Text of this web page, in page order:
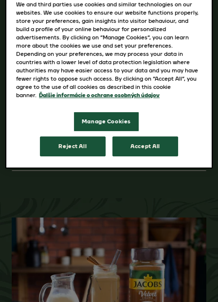
TASSIMO vám pripraví lahodnú kávu.
Dostupné varianty
8 nápojov
KÚPIŤ
We and third parties use cookies and similar technologies on our
websites. We use cookies to ensure our website functions properly,
store your preferences, gain insights into visitor behaviour, and
build a profile of your online behaviour for personalized
advertisements. By clicking on “Manage Cookies”, you can learn
more about the cookies we use and set your preferences.
Depending on your preferences, we may process your data in
countries with a lower level of data protection legislation where
authorities may have easier access to your data and you may have
fewer rights to oppose such access. By clicking on “Accept All”, you
agree to the use of all cookies as described in this cookie
banner. Ďalšie informácie o ochrane osobných údajov
Manage Cookies
Reject All Accept All